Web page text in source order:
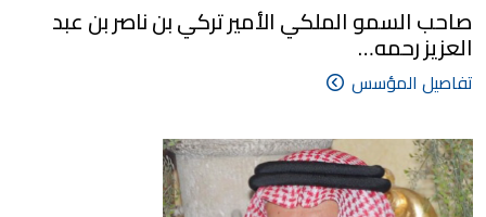
صاحب السمو الملكي الأمير تركي بن ناصر بن عبد
العزيز رحمه…
تفاصيل المؤسس